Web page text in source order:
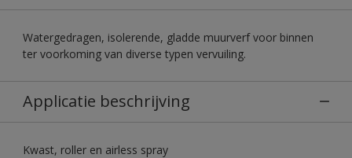
Watergedragen, isolerende, gladde muurverf voor binnen
ter voorkoming van diverse typen vervuiling.
Applicatie beschrijving
Kwast, roller en airless spray